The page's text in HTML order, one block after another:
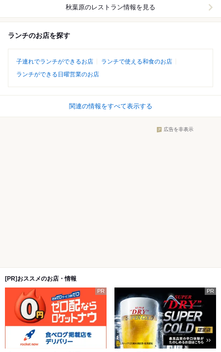
秋葉原のレストラン情報を見る
ランチのお店を探す
子連れでランチができるお店
ランチで使える和食のお店
ランチができる日曜営業のお店
関連の情報をすべて表示する
広告を非表示
[PR]おススメのお店・情報
PR PR